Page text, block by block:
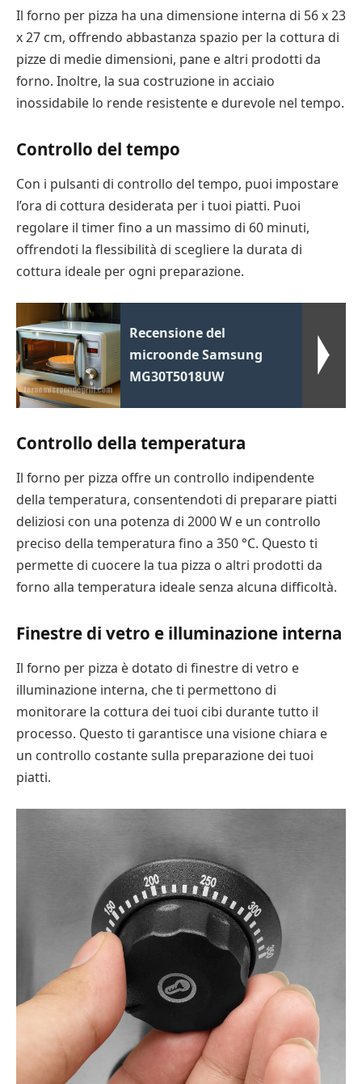
Il forno per pizza ha una dimensione interna di 56 x 23
x 27 cm, offrendo abbastanza spazio per la cottura di
pizze di medie dimensioni, pane e altri prodotti da
forno. Inoltre, la sua costruzione in acciaio
inossidabile lo rende resistente e durevole nel tempo.
Controllo del tempo
Con i pulsanti di controllo del tempo, puoi impostare
l’ora di cottura desiderata per i tuoi piatti. Puoi
regolare il timer fino a un massimo di 60 minuti,
offrendoti la flessibilità di scegliere la durata di
cottura ideale per ogni preparazione.
Recensione del
microonde Samsung
MG30T5018UW
Controllo della temperatura
Il forno per pizza offre un controllo indipendente
della temperatura, consentendoti di preparare piatti
deliziosi con una potenza di 2000 W e un controllo
preciso della temperatura fino a 350 °C. Questo ti
permette di cuocere la tua pizza o altri prodotti da
forno alla temperatura ideale senza alcuna difficoltà.
Finestre di vetro e illuminazione interna
Il forno per pizza è dotato di finestre di vetro e
illuminazione interna, che ti permettono di
monitorare la cottura dei tuoi cibi durante tutto il
processo. Questo ti garantisce una visione chiara e
un controllo costante sulla preparazione dei tuoi
piatti.